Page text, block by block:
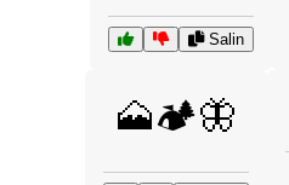
Salin
🗻🏕️🦋